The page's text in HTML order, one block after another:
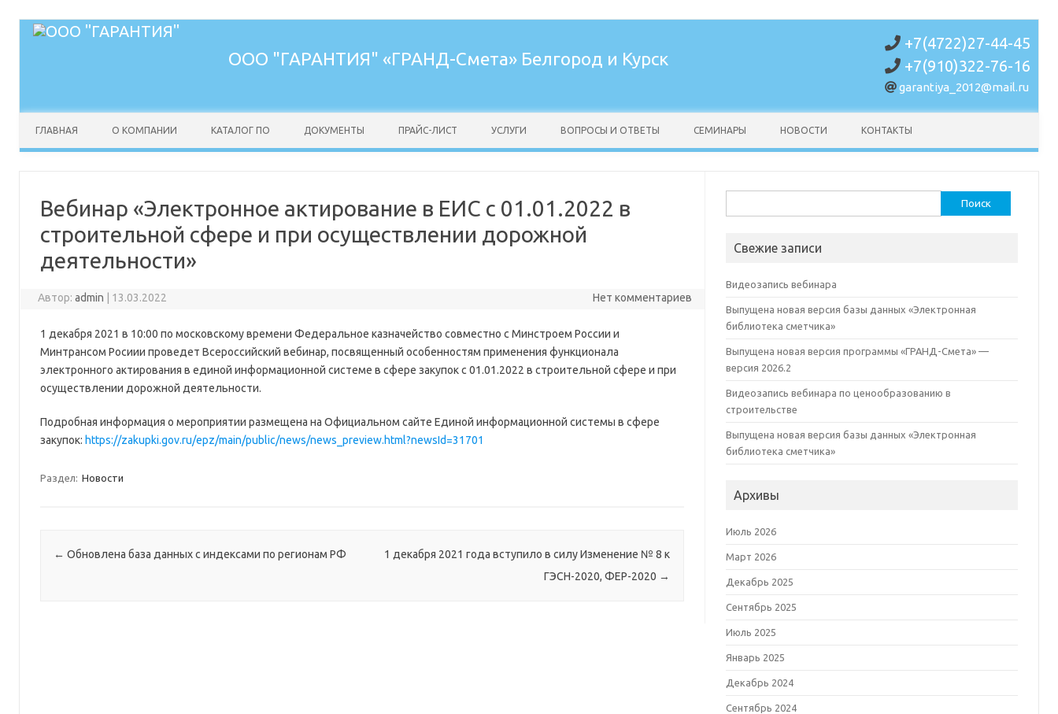
+7(4722)27-44-45
+7(910)322-76-16
garantiya_2012@mail.ru
ООО "ГАРАНТИЯ" «ГРАНД-Смета» Белгород и Курск
ГЛАВНАЯ О КОМПАНИИ КАТАЛОГ ПО ДОКУМЕНТЫ ПРАЙС-ЛИСТ УСЛУГИ ВОПРОСЫ И ОТВЕТЫ СЕМИНАРЫ НОВОСТИ КОНТАКТЫ
Вебинар «Электронное актирование в ЕИС с 01.01.2022 в
строительной сфере и при осуществлении дорожной
деятельности»
Автор: admin 13.03.2022 Нет комментариев
1 декабря 2021 в 10:00 по московскому времени Федеральное казначейство совместно с Минстроем России и
Минтрансом Росиии проведет Всероссийский вебинар, посвященный особенностям применения функционала
электронного актирования в единой информационной системе в сфере закупок с 01.01.2022 в строительной сфере и при
осуществлении дорожной деятельности.
Подробная информация о мероприятии размещена на Официальном сайте Единой информационной системы в сфере
закупок: https://zakupki.gov.ru/epz/main/public/news/news_preview.html?newsId=31701
Раздел: Новости
Навигация по записям
← Обновлена база данных с индексами по регионам РФ
1 декабря 2021 года вступило в силу Изменение № 8 к
ГЭСН-2020, ФЕР-2020 →
Свежие записи
Видеозапись вебинара
Выпущена новая версия базы данных «Электронная
библиотека сметчика»
Выпущена новая версия программы «ГРАНД-Смета» —
версия 2026.2
Видеозапись вебинара по ценообразованию в
строительстве
Выпущена новая версия базы данных «Электронная
библиотека сметчика»
Архивы
Июль 2026
Март 2026
Декабрь 2025
Сентябрь 2025
Июль 2025
Январь 2025
Декабрь 2024
Сентябрь 2024